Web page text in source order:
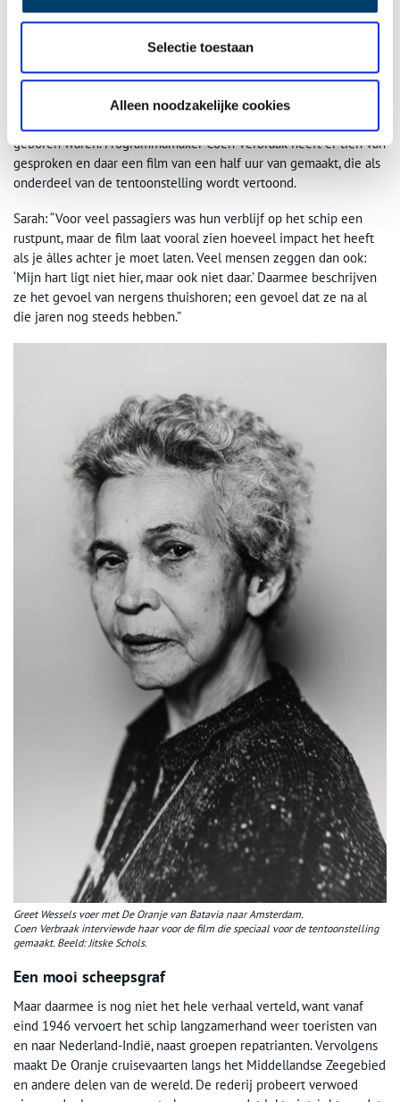
Selectie toestaan
Alleen noodzakelijke cookies
voor mensen die net uit de interneringskampen komen leidt dat
tot gevaarlijke situaties op straat. Bendes trekken ‘rampokkend’
Vervolgens wordt De Oranje ingezet om duizenden mensen uit
Nederlands-Indië naar Amsterdam te varen, zowel mensen die er
geboren waren. Programmamaker Coen Verbraak heeft er tien van
gesproken en daar een film van een half uur van gemaakt, die als
onderdeel van de tentoonstelling wordt vertoond.
Sarah: “Voor veel passagiers was hun verblijf op het schip een
rustpunt, maar de film laat vooral zien hoeveel impact het heeft
als je àlles achter je moet laten. Veel mensen zeggen dan ook:
‘Mijn hart ligt niet hier, maar ook niet daar.’ Daarmee beschrijven
ze het gevoel van nergens thuishoren; een gevoel dat ze na al
die jaren nog steeds hebben.”
Greet Wessels voer met De Oranje van Batavia naar Amsterdam.
Coen Verbraak interviewde haar voor de film die speciaal voor de tentoonstelling
gemaakt. Beeld: Jitske Schols.
Een mooi scheepsgraf
Maar daarmee is nog niet het hele verhaal verteld, want vanaf
eind 1946 vervoert het schip langzamerhand weer toeristen van
en naar Nederland-Indië, naast groepen repatrianten. Vervolgens
maakt De Oranje cruisevaarten langs het Middellandse Zeegebied
en andere delen van de wereld. De rederij probeert verwoed